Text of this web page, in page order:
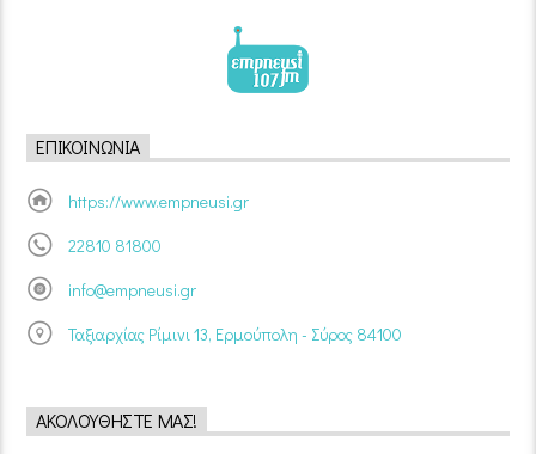
ΕΠΙΚΟΙΝΩΝΊΑ
https://www.empneusi.gr
22810 81800
info@empneusi.gr
Ταξιαρχίας Ρίμινι 13, Ερμούπολη - Σύρος 84100
ΑΚΟΛΟΥΘΉΣΤΕ ΜΑΣ!